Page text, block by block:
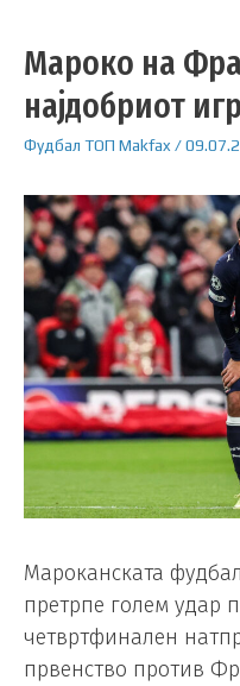
Мароко на
најдобриот
Фудбал ТОП Makfax /
Мароканската
претрпе голем удар
четвртфинален
првенство против